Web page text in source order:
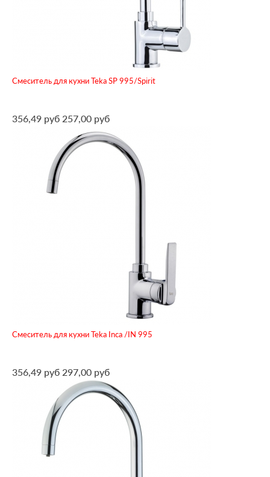
Смеситель для кухни Teka SP 995/Spirit
356,49 руб 257,00 руб
Смеситель для кухни Teka Inca /IN 995
356,49 руб 297,00 руб